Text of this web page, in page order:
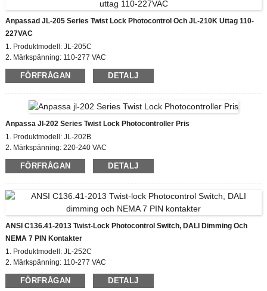
Anpassad JL-205 Series Twist Lock Photocontrol Och JL-210K Uttag 110-
227VAC
1. Produktmodell: JL-205C
2. Märkspänning: 110-277 VAC
3. På / AV Luxnivå: 6 Lx på;50 Lx av
4. Valfria tillbehör: JL-210K
6. IP-klassificering: IP54, IP65, IP67
7. Överensstämmelse standard: CE, ROHS, UL
FÖRFRÅGAN DETALJ
Anpassa Jl-202 Series Twist Lock Photocontroller Pris
1. Produktmodell: JL-202B
2. Märkspänning: 220-240 VAC
3. På / AV Luxnivå: 10-20 Lx på;30-60 Lx av
4. Inbyggd MOV
FÖRFRÅGAN DETALJ
ANSI C136.41-2013 Twist-Lock Photocontrol Switch, DALI Dimming Och
NEMA 7 PIN Kontakter
1. Produktmodell: JL-252C
2. Märkspänning: 110-277 VAC
3. På / AV Luxnivå: 50 Lx
4. Tidsfördröjning: 5 sekunder
FÖRFRÅGAN DETALJ